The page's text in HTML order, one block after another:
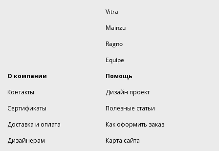
Vitra
Mainzu
Ragno
Equipe
О компании
Контакты
Сертификаты
Доставка и оплата
Дизайнерам
Помощь
Дизайн проект
Полезные статьи
Как оформить заказ
Карта сайта